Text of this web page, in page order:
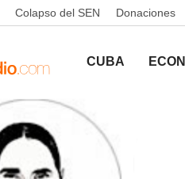
Colapso del SEN Donaciones
CUBA